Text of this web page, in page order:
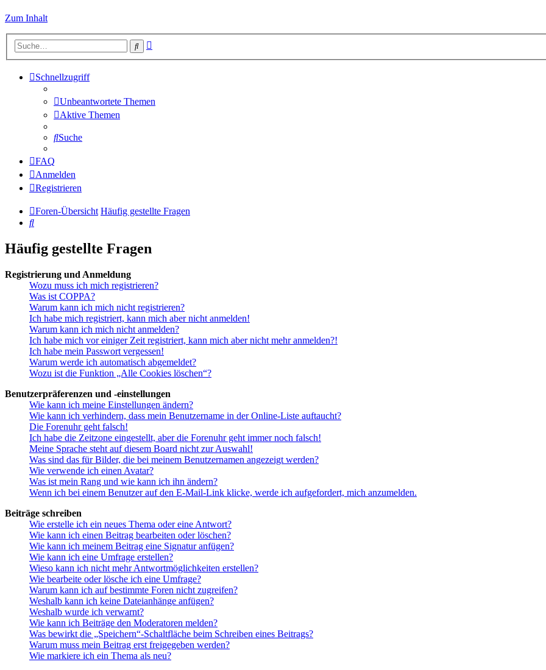
Zum Inhalt
Suche
Schnellzugriff
Unbeantwortete Themen
Aktive Themen
Suche
FAQ
Anmelden
Registrieren
Foren-Übersicht Häufig gestellte Fragen
Suche
Häufig gestellte Fragen
Registrierung und Anmeldung
Wozu muss ich mich registrieren?
Was ist COPPA?
Warum kann ich mich nicht registrieren?
Ich habe mich registriert, kann mich aber nicht anmelden!
Warum kann ich mich nicht anmelden?
Ich habe mich vor einiger Zeit registriert, kann mich aber nicht mehr anmelden?!
Ich habe mein Passwort vergessen!
Warum werde ich automatisch abgemeldet?
Wozu ist die Funktion „Alle Cookies löschen“?
Benutzerpräferenzen und -einstellungen
Wie kann ich meine Einstellungen ändern?
Wie kann ich verhindern, dass mein Benutzername in der Online-Liste auftaucht?
Die Forenuhr geht falsch!
Ich habe die Zeitzone eingestellt, aber die Forenuhr geht immer noch falsch!
Meine Sprache steht auf diesem Board nicht zur Auswahl!
Was sind das für Bilder, die bei meinem Benutzernamen angezeigt werden?
Wie verwende ich einen Avatar?
Was ist mein Rang und wie kann ich ihn ändern?
Wenn ich bei einem Benutzer auf den E-Mail-Link klicke, werde ich aufgefordert, mich anzumelden.
Beiträge schreiben
Wie erstelle ich ein neues Thema oder eine Antwort?
Wie kann ich einen Beitrag bearbeiten oder löschen?
Wie kann ich meinem Beitrag eine Signatur anfügen?
Wie kann ich eine Umfrage erstellen?
Wieso kann ich nicht mehr Antwortmöglichkeiten erstellen?
Wie bearbeite oder lösche ich eine Umfrage?
Warum kann ich auf bestimmte Foren nicht zugreifen?
Weshalb kann ich keine Dateianhänge anfügen?
Weshalb wurde ich verwarnt?
Wie kann ich Beiträge den Moderatoren melden?
Was bewirkt die „Speichern“-Schaltfläche beim Schreiben eines Beitrags?
Warum muss mein Beitrag erst freigegeben werden?
Wie markiere ich ein Thema als neu?